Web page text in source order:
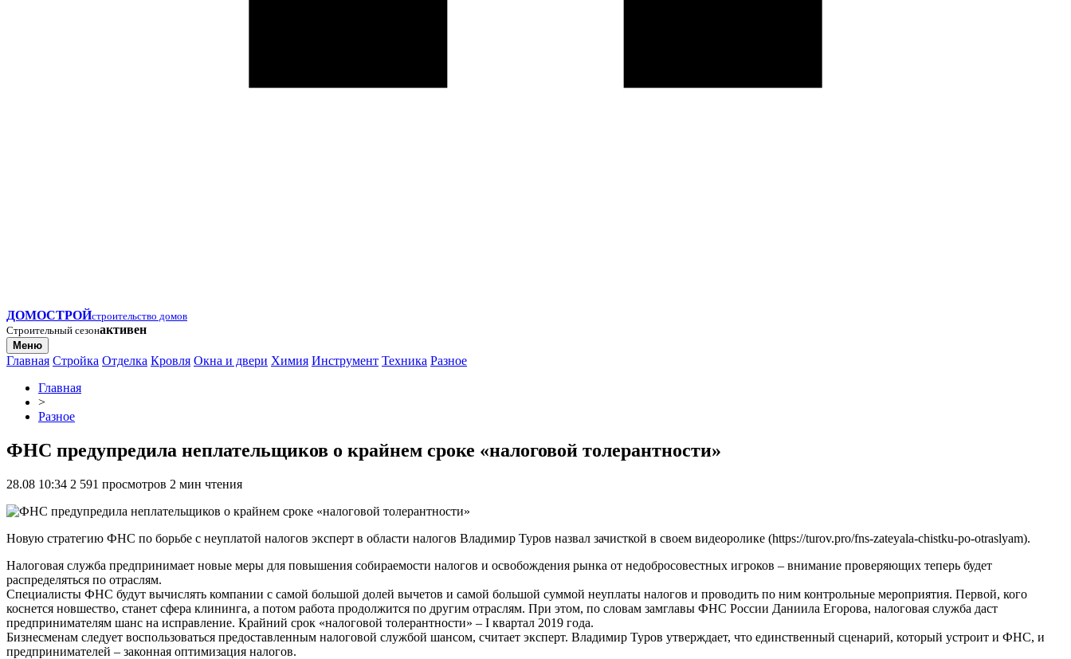
ДОМОСТРОЙстроительство домов
Строительный сезонактивен
Меню
Главная Стройка Отделка Кровля Окна и двери Химия Инструмент Техника Разное
Главная
>
Разное
ФНС предупредила неплательщиков о крайнем сроке «налоговой толерантности»
28.08 10:34 2 591 просмотров 2 мин чтения
Новую стратегию ФНС по борьбе с неуплатой налогов эксперт в области налогов Владимир Туров назвал зачисткой в своем видеоролике (https://turov.pro/fns-zateyala-chistku-po-otraslyam).
Налоговая служба предпринимает новые меры для повышения собираемости налогов и освобождения рынка от недобросовестных игроков – внимание проверяющих теперь будет
распределяться по отраслям.
Специалисты ФНС будут вычислять компании с самой большой долей вычетов и самой большой суммой неуплаты налогов и проводить по ним контрольные мероприятия. Первой, кого
коснется новшество, станет сфера клининга, а потом работа продолжится по другим отраслям. При этом, по словам замглавы ФНС России Даниила Егорова, налоговая служба даст
предпринимателям шанс на исправление. Крайний срок «налоговой толерантности» – I квартал 2019 года.
Бизнесменам следует воспользоваться предоставленным налоговой службой шансом, считает эксперт. Владимир Туров утверждает, что единственный сценарий, который устроит и ФНС, и
предпринимателей – законная оптимизация налогов.